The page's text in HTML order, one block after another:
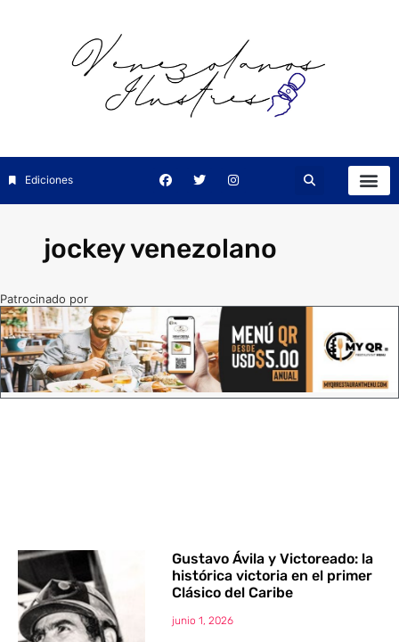
Ediciones
jockey venezolano
Patrocinado por
Gustavo Ávila y Victoreado: la
histórica victoria en el primer
Clásico del Caribe
junio 1, 2026